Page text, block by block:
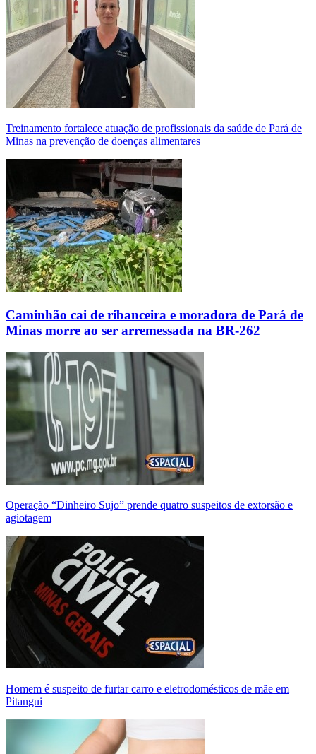
Treinamento fortalece atuação de profissionais da saúde de Pará de
Minas na prevenção de doenças alimentares
Caminhão cai de ribanceira e moradora de Pará de
Minas morre ao ser arremessada na BR-262
Operação “Dinheiro Sujo” prende quatro suspeitos de extorsão e
agiotagem
Homem é suspeito de furtar carro e eletrodomésticos de mãe em
Pitangui